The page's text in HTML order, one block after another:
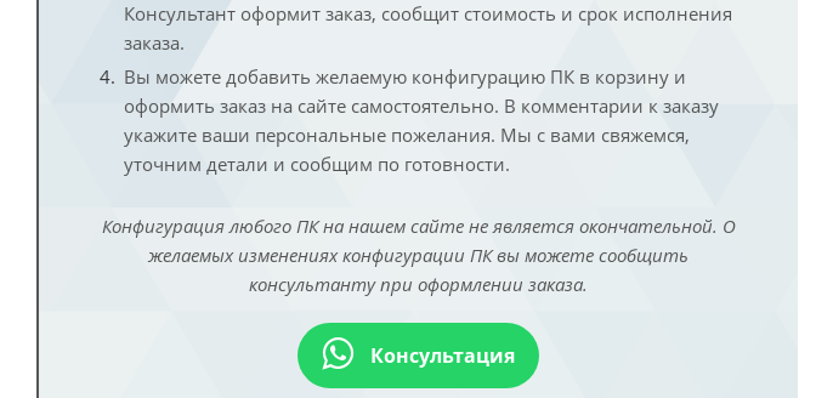
Консультант оформит заказ, сообщит стоимость и срок исполнения
заказа.
Вы можете добавить желаемую конфигурацию ПК в корзину и
оформить заказ на сайте самостоятельно. В комментарии к заказу
укажите ваши персональные пожелания. Мы с вами свяжемся,
уточним детали и сообщим по готовности.
Конфигурация любого ПК на нашем сайте не является окончательной. О
желаемых изменениях конфигурации ПК вы можете сообщить
консультанту при оформлении заказа.
Консультация